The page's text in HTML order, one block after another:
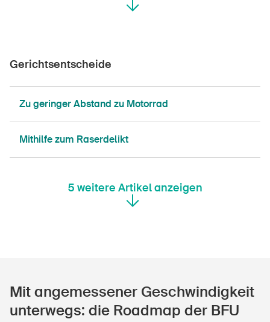
Gerichtsentscheide
Zu geringer Abstand zu Motorrad
Mithilfe zum Raserdelikt
5 weitere Artikel anzeigen
Mit angemessener Geschwindigkeit
unterwegs: die Roadmap der BFU